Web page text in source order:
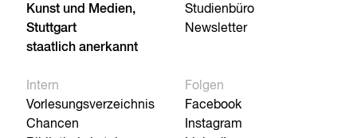
Kunst und Medien,
Stuttgart
staatlich anerkannt
Studienbüro
Newsletter
Intern
Vorlesungsverzeichnis
Chancen
Folgen
Facebook
Instagram